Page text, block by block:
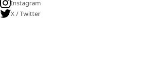
Instagram
X / Twitter